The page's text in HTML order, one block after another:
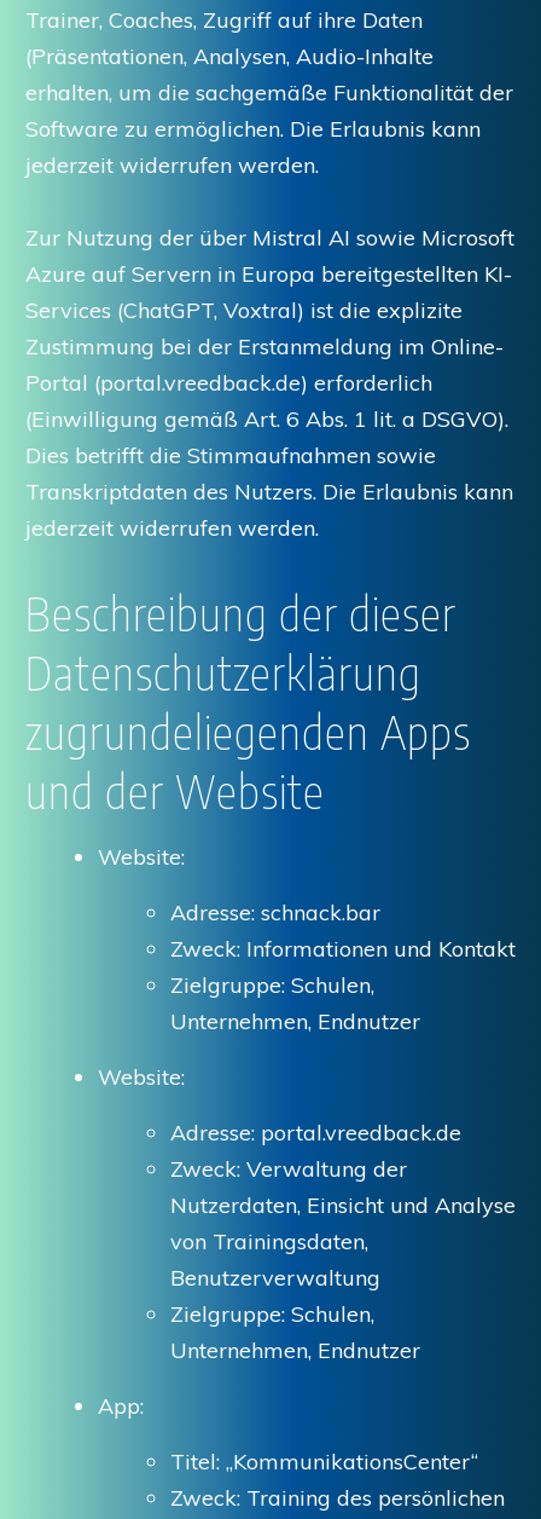
Trainer, Coaches, Zugriff auf ihre Daten
(Präsentationen, Analysen, Audio-Inhalte
erhalten, um die sachgemäße Funktionalität der
Software zu ermöglichen. Die Erlaubnis kann
jederzeit widerrufen werden.
Zur Nutzung der über Mistral AI sowie Microsoft
Azure auf Servern in Europa bereitgestellten KI-
Services (ChatGPT, Voxtral) ist die explizite
Zustimmung bei der Erstanmeldung im Online-
Portal (portal.vreedback.de) erforderlich
(Einwilligung gemäß Art. 6 Abs. 1 lit. a DSGVO).
Dies betrifft die Stimmaufnahmen sowie
Transkriptdaten des Nutzers. Die Erlaubnis kann
jederzeit widerrufen werden.
Beschreibung der dieser
Datenschutzerklärung
zugrundeliegenden Apps
und der Website
Website:
Adresse: schnack.bar
Zweck: Informationen und Kontakt
Zielgruppe: Schulen,
Unternehmen, Endnutzer
Website:
Adresse: portal.vreedback.de
Zweck: Verwaltung der
Nutzerdaten, Einsicht und Analyse
von Trainingsdaten,
Benutzerverwaltung
Zielgruppe: Schulen,
Unternehmen, Endnutzer
App:
Titel: „KommunikationsCenter“
Zweck: Training des persönlichen